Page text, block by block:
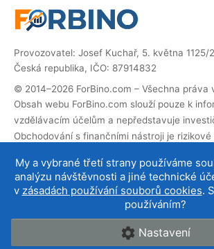
Provozovatel: Josef Kuchař, 5. května 1125/
Česká republika, IČO: 87914832
© 2014–2026 ForBino.com – Všechna práva
Obsah webu ForBino.com slouží pouze k
vzdělávacím účelům a nepředstavuje
Obchodování s finančními nástroji je
Web obsahuje partnerské (affiliate) odkazy.
provedete registraci, obdržíme provizi, díky
provozovat a dále rozvíjet. Na cenu služby
My a vybrané třetí strany používáme
analýzu návštěvnosti a jiné technické
v zásadách používání souborů cookies.
používáním?
Nastavení